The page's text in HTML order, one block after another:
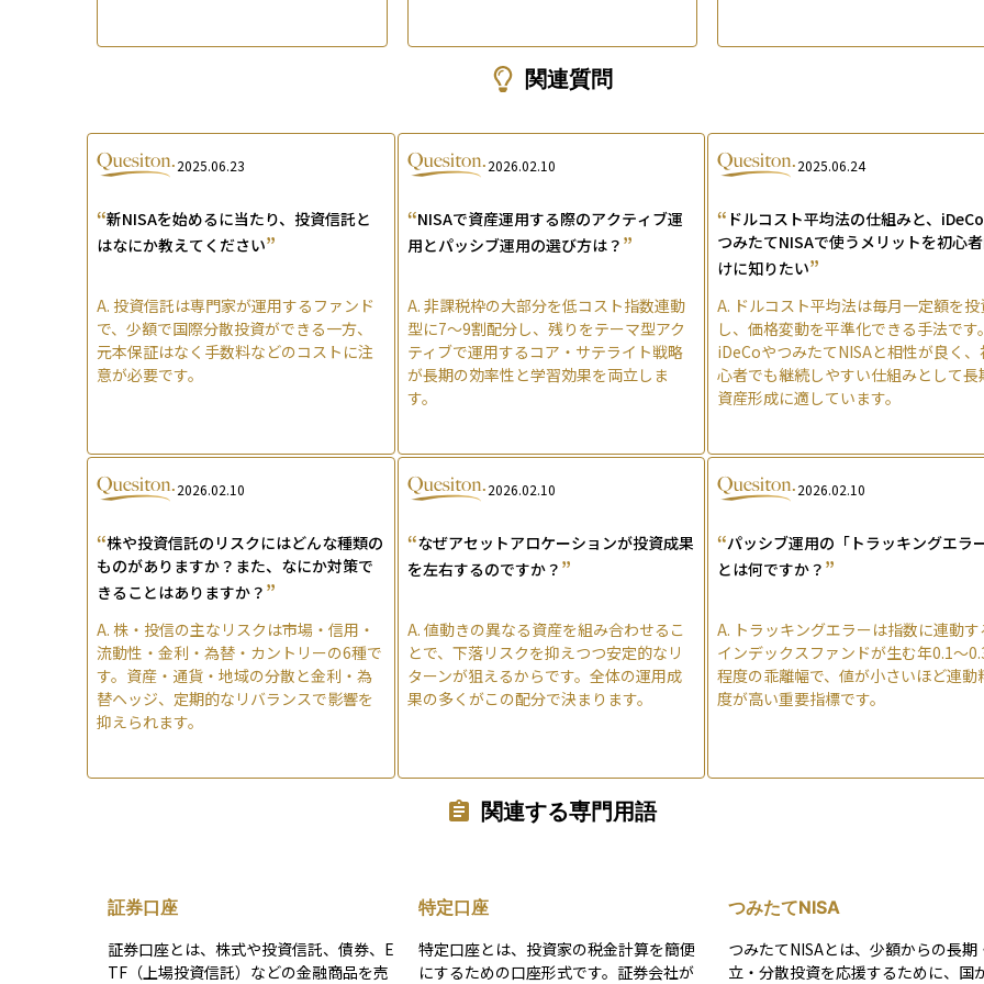
関連質問
2025.06.23
“新NISAを始めるに当たり、投資信託と
はなにか教えてください”
A. 投資信託は専門家が運用するファンド
で、少額で国際分散投資ができる一方、
元本保証はなく手数料などのコストに注
意が必要です。
2026.02.10
“NISAで資産運用する際のアクティブ運
用とパッシブ運用の選び方は？ ”
A. 非課税枠の大部分を低コスト指数連動
型に7〜9割配分し、残りをテーマ型アク
ティブで運用するコア・サテライト戦略
が長期の効率性と学習効果を両立しま
す。
2025.06.24
“ ドルコスト平均法の仕組みと、
つみたてNISAで使うメリットを初心
けに知りたい”
A. ドルコスト平均法は毎月一定額を投
し、価格変動を平準化できる手法です。
iDeCoやつみたてNISAと相性が良く、
心者でも継続しやすい仕組みとして長
資産形成に適しています。
2026.02.10
“株や投資信託のリスクにはどんな種類の
ものがありますか？また、なにか対策で
きることはありますか？ ”
A. 株・投信の主なリスクは市場・信用・
流動性・金利・為替・カントリーの6種で
す。資産・通貨・地域の分散と金利・為
替ヘッジ、定期的なリバランスで影響を
抑えられます。
2026.02.10
“なぜアセットアロケーションが投資成果
を左右するのですか？ ”
A. 値動きの異なる資産を組み合わせるこ
とで、下落リスクを抑えつつ安定的なリ
ターンが狙えるからです。全体の運用成
果の多くがこの配分で決まります。
2026.02.10
“パッシブ運用の「トラッキングエラー
とは何ですか？ ”
A. トラッキングエラーは指数に連動す
インデックスファンドが生む年0.1〜
程度の乖離幅で、値が小さいほど連動
度が高い重要指標です。
関連する専門用語
証券口座
証券口座とは、株式や投資信託、債券、E
TF（上場投資信託）などの金融商品を売
特定口座
特定口座とは、投資家の税金計算を簡便
にするための口座形式です。証券会社が
つみたてNISA
つみたてNISAとは、少額からの長期
立・分散投資を応援するために、国